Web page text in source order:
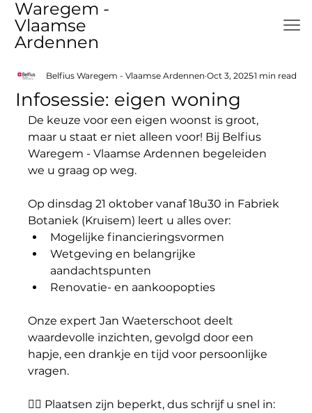
Waregem -
Vlaamse
Ardennen
Infosessie: eigen woning
Belfius Waregem - Vlaamse Ardennen Oct 3, 20251 min read
De keuze voor een eigen woonst is groot,
maar u staat er niet alleen voor! Bij Belfius
Waregem - Vlaamse Ardennen begeleiden
we u graag op weg.
Op dinsdag 21 oktober vanaf 18u30 in Fabriek
Botaniek (Kruisem) leert u alles over:
Mogelijke financieringsvormen
Wetgeving en belangrijke
aandachtspunten
Renovatie- en aankoopopties
Onze expert Jan Waeterschoot deelt
waardevolle inzichten, gevolgd door een
hapje, een drankje en tijd voor persoonlijke
vragen.
👉🏻 Plaatsen zijn beperkt, dus schrijf u snel in: